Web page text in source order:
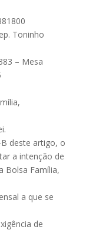
Toninho
– Mesa
B deste artigo, o
a intenção de
Bolsa Família,
a que se
de